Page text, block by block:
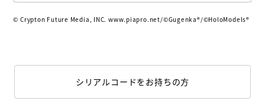
© Crypton Future Media, INC. www.piapro.net/©Gugenka®/©️HoloModels®︎
シリアルコードをお持ちの方